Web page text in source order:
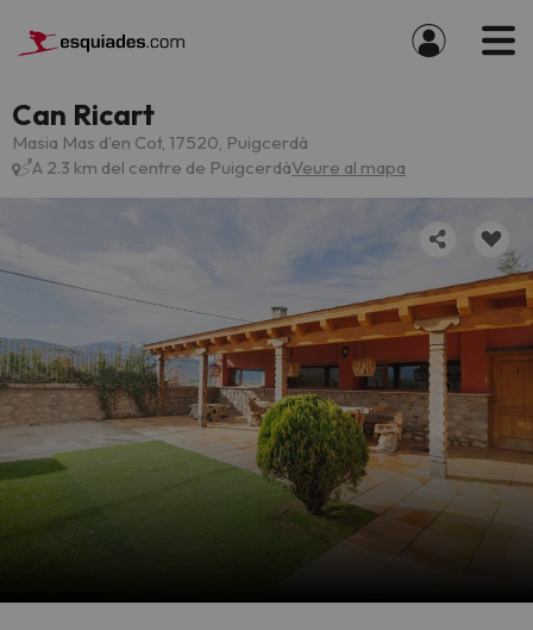
Can Ricart
Masia Mas d’en Cot, 17520, Puigcerdà
A 2.3 km del centre de PuigcerdàVeure al mapa